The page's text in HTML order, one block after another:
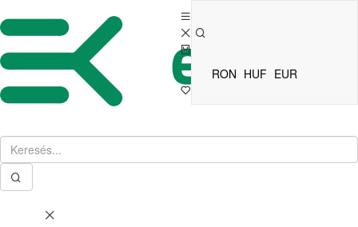
RON HUF EUR